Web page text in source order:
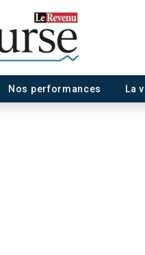
Nos performances La